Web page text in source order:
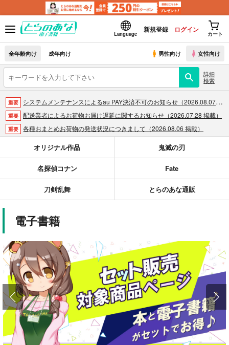
Language
新規登録 ログイン
カート
全年齢向け 成年向け 男性向け 女性向け
詳細
検索
重要 システムメンテナンスによるau PAY決済不可のお知らせ（2026.08.07 掲載）
重要 配送業者によるお荷物お届け遅延に関するお知らせ（2026.07.28 掲載）
重要 各種おまとめお荷物の発送状況につきまして（2026.08.06 掲載）
おまとめサイクル「定期便(月2)」一般会員様の利用再開のお知らせ（2026.02.05 掲載）
重要 「とらのあな×駿河屋日本橋乙女同人誌館」通販店頭受取サービス開始のお知らせ（2026.01.05 更新｜2025.12.30 掲載）
【2025/12/1より】「通販ポイント⇒とらコイン変換キャンペーン」終了のお知らせ（2025.11.21 掲載）
重要 ポイント付与・管理体制改定のお知らせ（2024.11.20 掲載）
オリジナル作品 鬼滅の刃
名探偵コナン Fate
刀剣乱舞 とらのあな通販
電子書籍